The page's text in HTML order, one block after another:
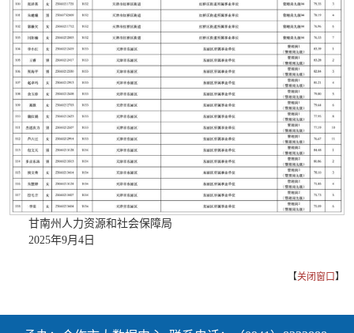
甘南州人力资源和社会保障局
2025年9月4日
【关闭窗口】